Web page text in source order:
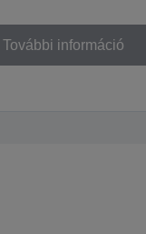
További információ